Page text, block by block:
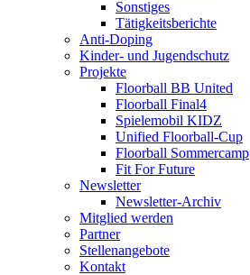
Sonstiges
Tätigkeitsberichte
Anti-Doping
Kinder- und Jugendschutz
Projekte
Floorball BB United
Floorball Final4
Spielemobil KIDZ
Unified Floorball-Cup
Floorball Sommercamp
Fit For Future
Newsletter
Newsletter-Archiv
Mitglied werden
Partner
Stellenangebote
Kontakt